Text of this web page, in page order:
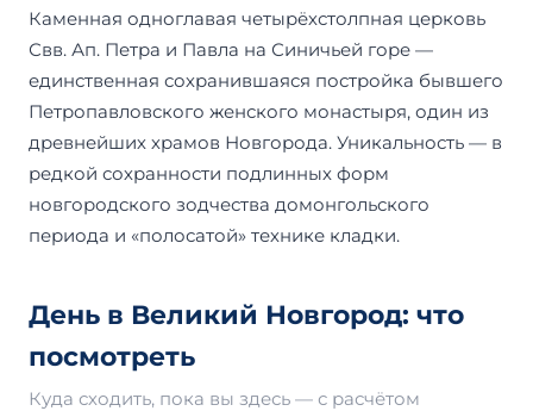
Каменная одноглавая четырёхстолпная церковь
Свв. Ап. Петра и Павла на Синичьей горе —
единственная сохранившаяся постройка бывшего
Петропавловского женского монастыря, один из
древнейших храмов Новгорода. Уникальность — в
редкой сохранности подлинных форм
новгородского зодчества домонгольского
периода и «полосатой» технике кладки.
День в Великий Новгород: что
посмотреть
Куда сходить, пока вы здесь — с расчётом